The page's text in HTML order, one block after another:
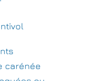
carénée